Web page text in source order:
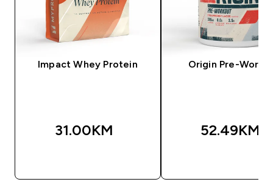
Impact Whey Protein
31.00KM‎
Origin Pre-
52.49KM‎